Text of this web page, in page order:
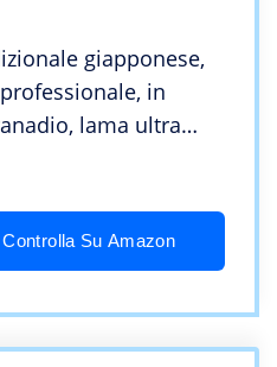
giapponese,
in
lama ultra
Yanagiba 24 cm
Controlla Su Amazon